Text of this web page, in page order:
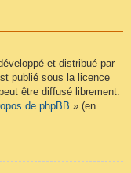
et distribué par
publié sous la licence
être diffusé librement.
de phpBB » (en